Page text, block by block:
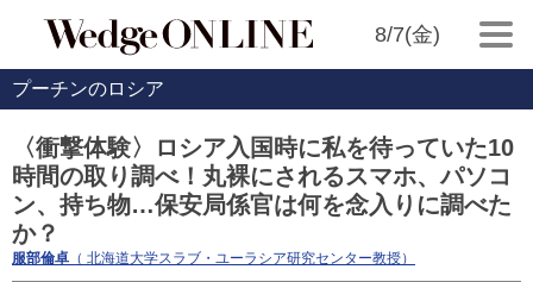
8/7(金)
プーチンのロシア
〈衝撃体験〉ロシア入国時に私を待っていた10
時間の取り調べ！丸裸にされるスマホ、パソコ
ン、持ち物…保安局係官は何を念入りに調べた
か？
服部倫卓 （ 北海道大学スラブ・ユーラシア研究センター教授）